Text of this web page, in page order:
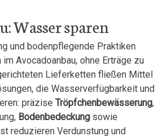
Wasser sparen
und bodenpflegende Praktiken
Avocadoanbau, ohne Erträge zu
Lieferketten fließen Mittel
die Wasserverfügbarkeit und
präzise Tröpfchenbewässerung,
Bodenbedeckungsowie
reduzieren Verdunstung und